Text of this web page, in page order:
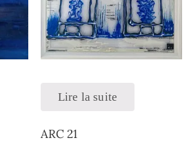
Lire la suite
ARC 21